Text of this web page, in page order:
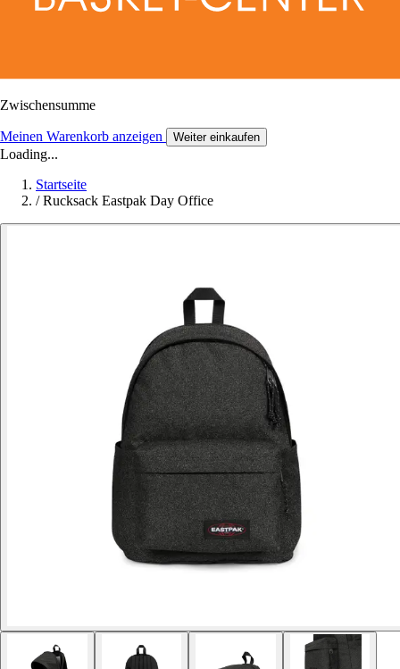
Zwischensumme
Meinen Warenkorb anzeigen Weiter einkaufen
Loading...
Startseite
/ Rucksack Eastpak Day Office